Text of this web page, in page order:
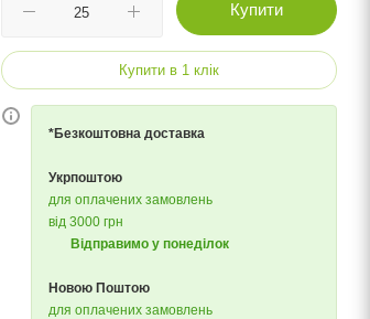
Купити
Купити в 1 клік
*Безкоштовна доставка
Укрпоштою
для оплачених замовлень
від 3000 грн
Відправимо у понеділок
Новою Поштою
для оплачених замовлень